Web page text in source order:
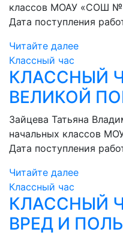
классов МОАУ «СОШ №
Дата поступления
Читайте далее
Классный час
КЛАССНЫЙ
ВЕЛИКОЙ
Зайцева Татьяна
начальных классов
Дата поступления
Читайте далее
Классный час
КЛАССНЫЙ
ВРЕД И